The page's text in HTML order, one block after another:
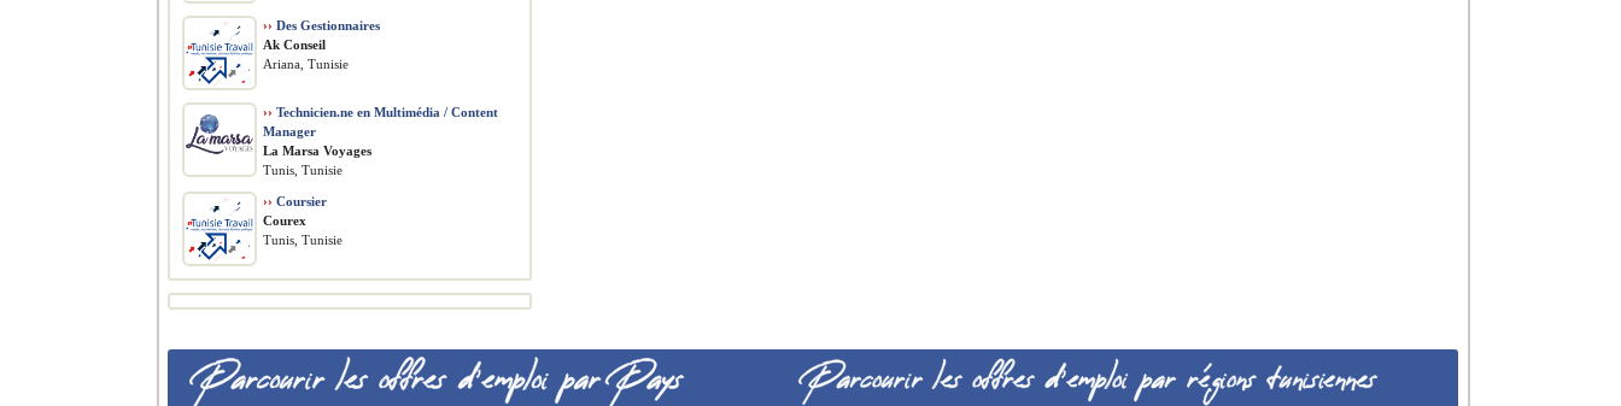
›› Des Gestionnaires
Ak Conseil
Ariana, Tunisie
›› Technicien.ne en Multimédia / Content
Manager
La Marsa Voyages
Tunis, Tunisie
›› Coursier
Courex
Tunis, Tunisie